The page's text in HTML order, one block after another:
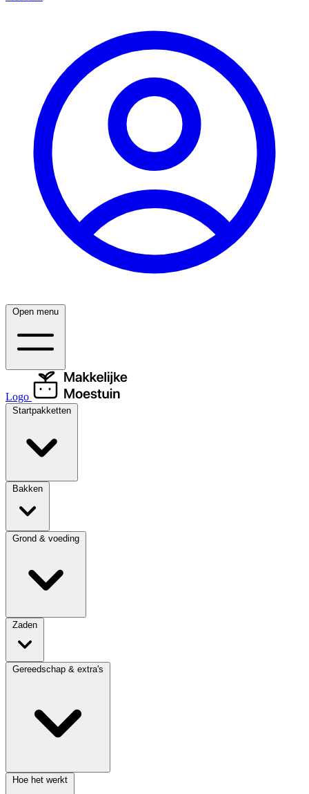
Open menu
Logo
Startpakketten
Bakken
Grond & voeding
Zaden
Gereedschap & extra's
Hoe het werkt